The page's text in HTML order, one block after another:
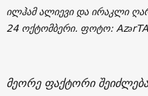
ილჰამ ალიევი და ირაკლი
24 ოქტომბერი. ფოტო:
მეორე ფაქტორი